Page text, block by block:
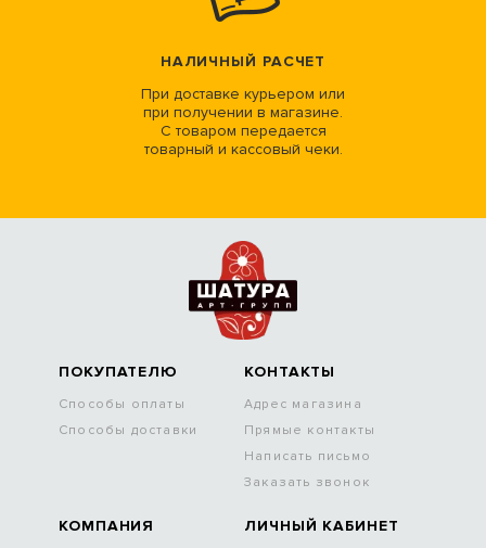
НАЛИЧНЫЙ РАСЧЕТ
При доставке курьером или
при получении в магазине.
С товаром передается
товарный и кассовый чеки.
ПОКУПАТЕЛЮ
Способы оплаты
Способы доставки
КОНТАКТЫ
Адрес магазина
Прямые контакты
Написать письмо
Заказать звонок
КОМПАНИЯ ЛИЧНЫЙ КАБИНЕТ